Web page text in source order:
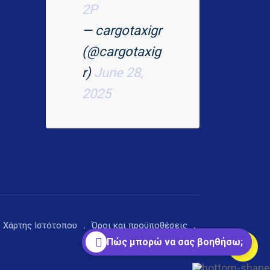
2P
— cargotaxigr
(@cargotaxig
r) June 28,
2025
Χάρτης Ιστότοπου
Όροι και προϋποθέσεις
Πολιτική απορρήτου
Πώς μπορώ να σας βοηθήσω;